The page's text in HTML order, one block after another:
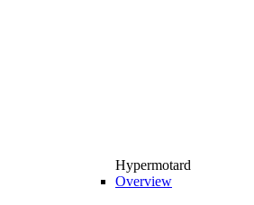
Hypermotard
Overview